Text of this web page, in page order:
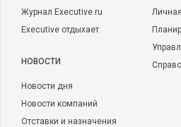
Журнал Executive.ru
Executive отдыхает
НОВОСТИ
Новости дня
Новости компаний
Отставки и назначения